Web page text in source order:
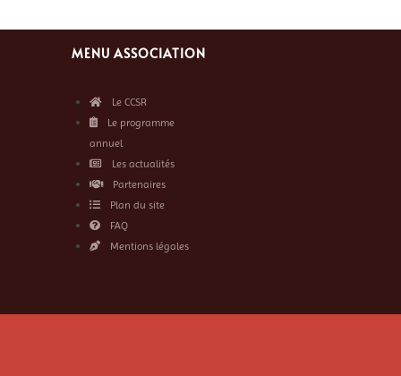
MENU ASSOCIATION
Le CCSR
Le programme
annuel
Les actualités
Partenaires
Plan du site
FAQ
Mentions légales